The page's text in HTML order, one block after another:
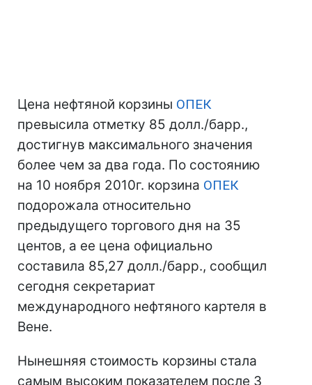
Цена нефтяной корзины ОПЕК
превысила отметку 85 долл./барр.,
достигнув максимального значения
более чем за два года. По состоянию
на 10 ноября 2010г. корзина ОПЕК
подорожала относительно
предыдущего торгового дня на 35
центов, а ее цена официально
составила 85,27 долл./барр., сообщил
сегодня секретариат
международного нефтяного картеля в
Вене.
Нынешняя стоимость корзины стала
самым высоким показателем после 3